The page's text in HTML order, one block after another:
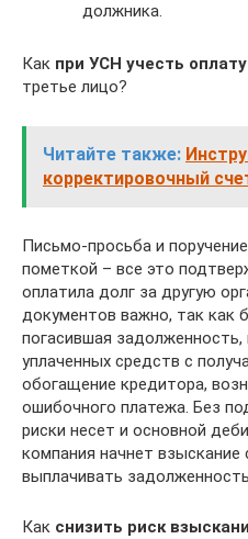
должника.
Как при УСН учесть
третье лицо?
Читайте также:
корректировочный
Письмо-просьба и
пометкой – все это
оплатила долг за другую
документов важно, так как
погасившая
уплаченных средств с
обогащение кредитора,
ошибочного платежа. Без
риски несет и основной
компания начнет
выплачивать
Как снизить риск